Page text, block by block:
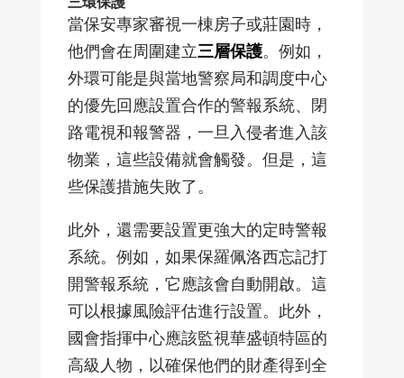
當保安專家審視一棟房子或莊園時，
他們會在周圍建立三層保護。例如，
外環可能是與當地警察局和調度中心
的優先回應設置合作的警報系統、閉
路電視和報警器，一旦入侵者進入該
物業，這些設備就會觸發。但是，這
些保護措施失敗了。
此外，還需要設置更強大的定時警報
系統。例如，如果保羅佩洛西忘記打
開警報系統，它應該會自動開啟。這
可以根據風險評估進行設置。此外，
國會指揮中心應該監視華盛頓特區的
高級人物，以確保他們的財產得到全